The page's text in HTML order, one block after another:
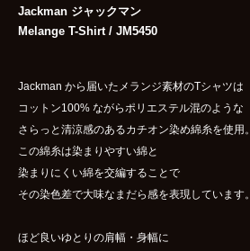
Jackman ジャックマン
Melange T-Shirt / JM5450
Jackman から届いたメランジ素材のTシャツは
コットン100% ながらポリエステル混のような
さらっと清涼感のあるカチオン染め綿糸を使用。
この綿糸は染まりやすい綿と
染まりにくい綿を交編することで
その染色差で大味なまだら感を表現しています。
ほど良いゆとりの肩幅・身幅に